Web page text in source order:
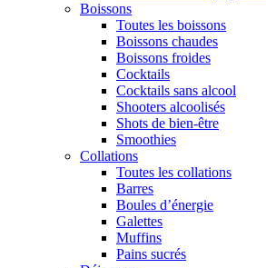
Boissons
Toutes les boissons
Boissons chaudes
Boissons froides
Cocktails
Cocktails sans alcool
Shooters alcoolisés
Shots de bien-être
Smoothies
Collations
Toutes les collations
Barres
Boules d’énergie
Galettes
Muffins
Pains sucrés